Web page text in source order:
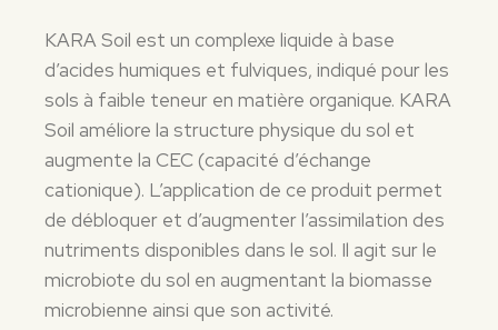
KARA Soil est un complexe liquide à base
d’acides humiques et fulviques, indiqué pour les
sols à faible teneur en matière organique. KARA
Soil améliore la structure physique du sol et
augmente la CEC (capacité d’échange
cationique). L’application de ce produit permet
de débloquer et d’augmenter l’assimilation des
nutriments disponibles dans le sol. Il agit sur le
microbiote du sol en augmentant la biomasse
microbienne ainsi que son activité.